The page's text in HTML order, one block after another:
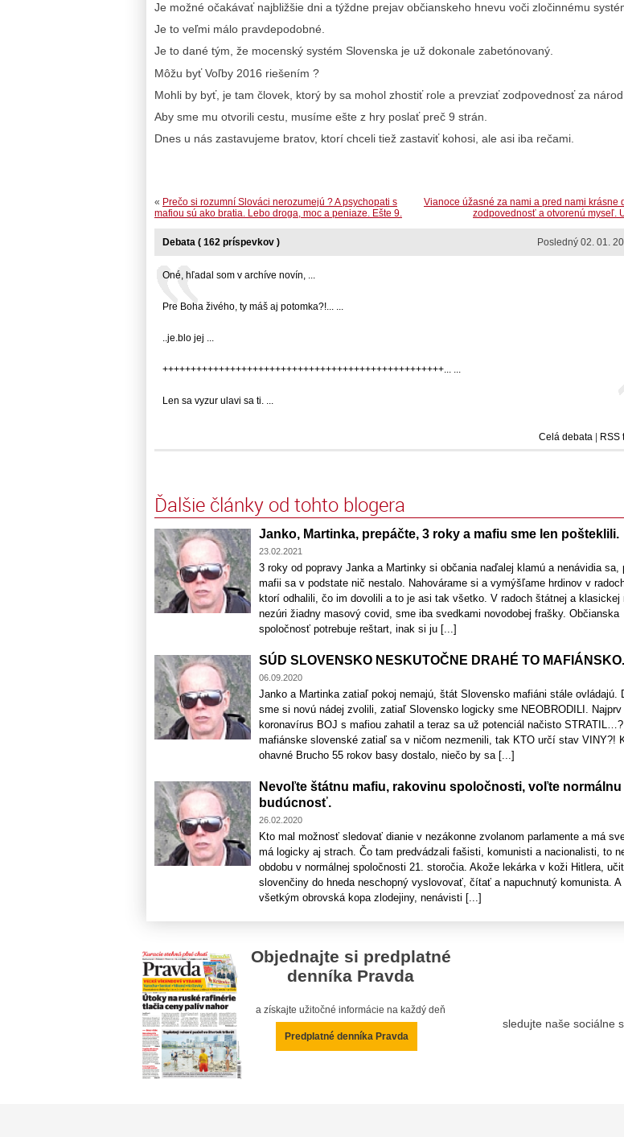
Je možné očakávať najbližšie dni a týždne prejav občianskeho hnevu voči zločinnému
Je to veľmi málo pravdepodobné.
Je to dané tým, že mocenský systém Slovenska je už dokonale zabetónovaný.
Môžu byť Voľby 2016 riešením ?
Mohli by byť, je tam človek, ktorý by sa mohol zhostiť role a prevziať zodpovednosť za národ.
Aby sme mu otvorili cestu, musíme ešte z hry poslať preč 9 strán.
Dnes u nás zastavujeme bratov, ktorí chceli tiež zastaviť kohosi, ale asi iba rečami.
Vianoce úžasné za nami a pred nami krásne
zodpovednosť a otvorenú myseľ.
« Prečo si rozumní Slováci nerozumejú ? A psychopati s
mafiou sú ako bratia. Lebo droga, moc a peniaze. Ešte 9.
Posledný 02. 01.
Debata ( 162 príspevkov )
Oné, hľadal som v archíve novín, ...
Pre Boha živého, ty máš aj potomka?!... ...
..je.blo jej ...
++++++++++++++++++++++++++++++++++++++++++++++++++... ...
Len sa vyzur ulavi sa ti. ...
Celá debata RSS
Ďalšie články od tohto blogera
Janko, Martinka, prepáčte, 3 roky a mafiu sme len pošteklili.
23.02.2021
3 roky od popravy Janka a Martinky si občania naďalej klamú a nenávidia sa,
mafii sa v podstate nič nestalo. Nahovárame si a vymýšľame hrdinov v
ktorí odhalili, čo im dovolili a to je asi tak všetko. V radoch štátnej a klasickej
nezúri žiadny masový covid, sme iba svedkami novodobej frašky. Občianska
spoločnosť potrebuje reštart, inak si ju [...]
SÚD SLOVENSKO NESKUTOČNE DRAHÉ TO
06.09.2020
Janko a Martinka zatiaľ pokoj nemajú, štát Slovensko mafiáni stále ovládajú.
sme si novú nádej zvolili, zatiaľ Slovensko logicky sme NEOBRODILI. Najprv
koronavírus BOJ s mafiou zahatil a teraz sa už potenciál načisto
mafiánske slovenské zatiaľ sa v ničom nezmenili, tak KTO určí stav VINY?!
ohavné Brucho 55 rokov basy dostalo, niečo by sa [...]
Nevoľte štátnu mafiu, rakovinu spoločnosti, voľte normálnu
budúcnosť.
26.02.2020
Kto mal možnosť sledovať dianie v nezákonne zvolanom parlamente a má
má logicky aj strach. Čo tam predvádzali fašisti, komunisti a nacionalisti, to
obdobu v normálnej spoločnosti 21. storočia. Akože lekárka v koži Hitlera,
slovenčiny do hneda neschopný vyslovovať, čítať a napuchnutý komunista. A
všetkým obrovská kopa zlodejiny, nenávisti [...]
Objednajte si predplatné
denníka Pravda
a získajte užitočné informácie na každý deň
Predplatné denníka Pravda
sledujte naše sociálne